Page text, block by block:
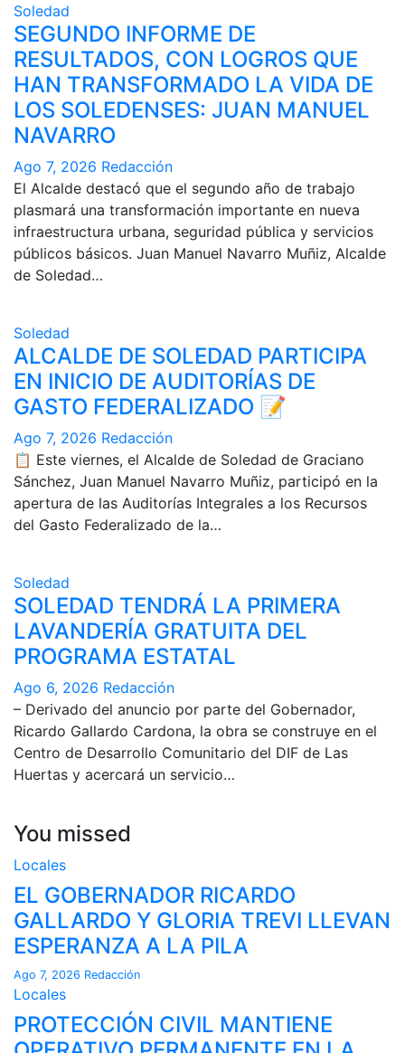
Soledad
SEGUNDO INFORME DE
RESULTADOS, CON LOGROS QUE
HAN TRANSFORMADO LA VIDA DE
LOS SOLEDENSES: JUAN MANUEL
NAVARRO
Ago 7, 2026 Redacción
El Alcalde destacó que el segundo año de trabajo
plasmará una transformación importante en nueva
infraestructura urbana, seguridad pública y servicios
públicos básicos. Juan Manuel Navarro Muñiz, Alcalde
de Soledad…
Soledad
ALCALDE DE SOLEDAD PARTICIPA
EN INICIO DE AUDITORÍAS DE
GASTO FEDERALIZADO 📝
Ago 7, 2026 Redacción
📋 Este viernes, el Alcalde de Soledad de Graciano
Sánchez, Juan Manuel Navarro Muñiz, participó en la
apertura de las Auditorías Integrales a los Recursos
del Gasto Federalizado de la…
Soledad
SOLEDAD TENDRÁ LA PRIMERA
LAVANDERÍA GRATUITA DEL
PROGRAMA ESTATAL
Ago 6, 2026 Redacción
– Derivado del anuncio por parte del Gobernador,
Ricardo Gallardo Cardona, la obra se construye en el
Centro de Desarrollo Comunitario del DIF de Las
Huertas y acercará un servicio…
You missed
Locales
EL GOBERNADOR RICARDO
GALLARDO Y GLORIA TREVI LLEVAN
ESPERANZA A LA PILA
Ago 7, 2026 Redacción
Locales
PROTECCIÓN CIVIL MANTIENE